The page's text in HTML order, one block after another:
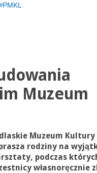
PMKL
Muzeum
Muzeum Kultury
rodziny na
podczas
własnoręcznie